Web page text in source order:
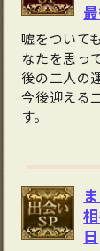
嘘をついて
なたを思っ
後の二人の
今後迎える
す。
日